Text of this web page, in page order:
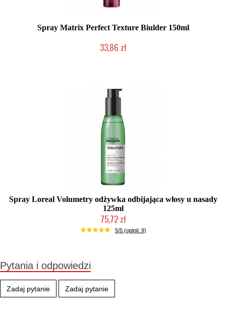
Spray Matrix Perfect Texture Biulder 150ml
33,86 zł
Spray Loreal Volumetry odżywka odbijająca włosy u nasady
125ml
75,72 zł
Produkt wycofany
5/5 (opinii: 9)
Pytania i odpowiedzi
Zadaj pytanie Zadaj pytanie